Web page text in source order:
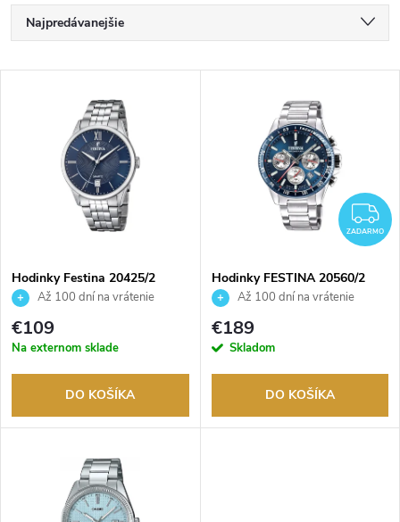
R
a
e
p
r
o
Najpredávanejšie
Abecedne
s
p
r
Hodinky Festina 20425/2
Až 100 dní na vrátenie
tovaru. Autorizovaný predajca.
€109
Na externom sklade
DO KOŠÍKA
ZADARMO
Hodinky FESTINA 20560/2
Až 100 dní na vrátenie
tovaru. Autorizovaný predajca.
€189
Skladom
DO KOŠÍKA